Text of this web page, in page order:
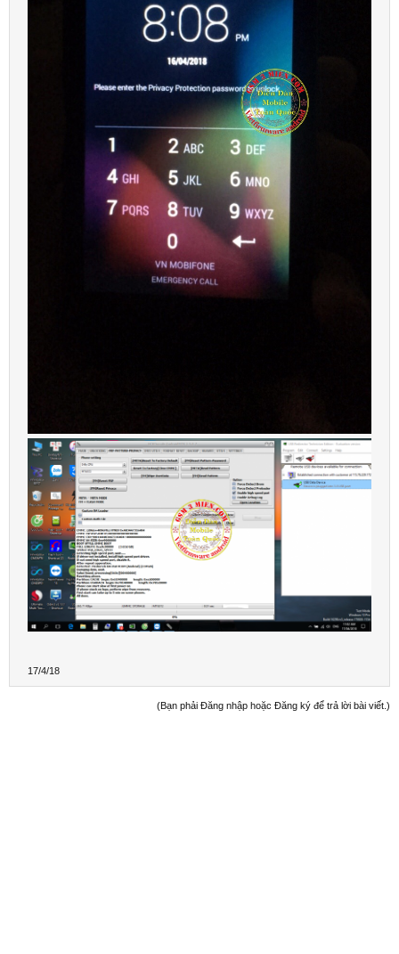
17/4/18
(Bạn phải Đăng nhập hoặc Đăng ký để trả lời bài viết.)